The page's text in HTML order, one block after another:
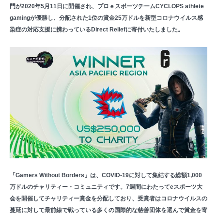
門が2020年5月11日に開催され、プロｅスポーツチームCYCLOPS athlete
gamingが優勝し、分配された1位の賞金25万ドルを新型コロナウイルス感
染症の対応支援に携わっているDirect Reliefに寄付いたしました。
「Gamers Without Borders」は、COVID-19に対して集結する総額1,000
万ドルのチャリティー・コミュニティです。7週間にわたってeスポーツ大
会を開催してチャリティー賞金を分配しており、受賞者はコロナウイルスの
蔓延に対して最前線で戦っている多くの国際的な慈善団体を選んで賞金を寄